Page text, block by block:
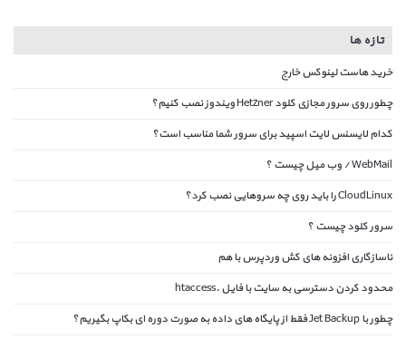
تازه ها
خرید هاست لینوکس خارج
چطور روی سرور مجازی کلود Hetzner ویندوز نصب کنیم؟
کدام لایسنس لایت اسپید برای سرور شما مناسب است؟
WebMail / وب میل چیست ؟
CloudLinux را باید روی چه سروهایی نصب کرد؟
سرور کلود چیست ؟
ناسازگاری افزونه های کش وردپرس با هم
محدود کردن دسترسی به سایت با فایل .htaccess
چطور با Jet Backup فقط از پایگاه های داده به صورت دوره ای بکاپ بگیریم؟